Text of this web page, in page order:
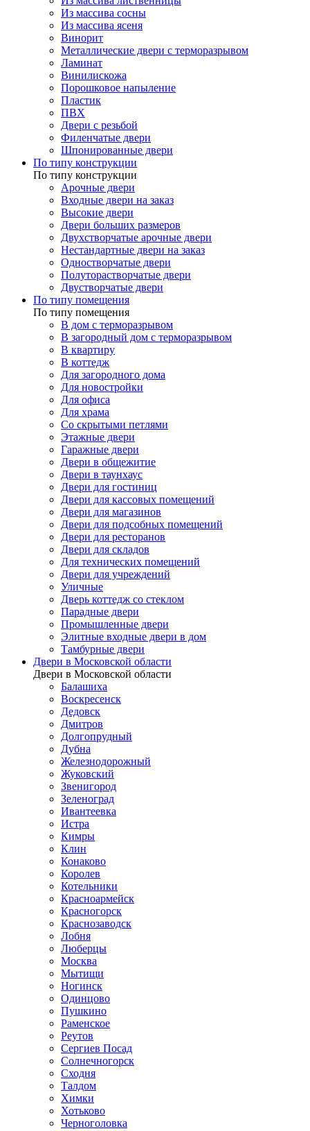
Из массива сосны
Из массива ясеня
Винорит
Металлические двери с терморазрывом
Ламинат
Винилискожа
Порошковое напыление
Пластик
ПВХ
Двери с резьбой
Филенчатые двери
Шпонированные двери
По типу конструкции
По типу конструкции
Арочные двери
Входные двери на заказ
Высокие двери
Двери больших размеров
Двухстворчатые арочные двери
Нестандартные двери на заказ
Одностворчатые двери
Полуторастворчатые двери
Двустворчатые двери
По типу помещения
По типу помещения
В дом с терморазрывом
В загородный дом с терморазрывом
В квартиру
В коттедж
Для загородного дома
Для новостройки
Для офиса
Для храма
Со скрытыми петлями
Этажные двери
Гаражные двери
Двери в общежитие
Двери в таунхаус
Двери для гостиниц
Двери для кассовых помещений
Двери для магазинов
Двери для подсобных помещений
Двери для ресторанов
Двери для складов
Для технических помещений
Двери для учреждений
Уличные
Дверь коттедж со стеклом
Парадные двери
Промышленные двери
Элитные входные двери в дом
Тамбурные двери
Двери в Московской области
Двери в Московской области
Балашиха
Воскресенск
Дедовск
Дмитров
Долгопрудный
Дубна
Железнодорожный
Жуковский
Звенигород
Зеленоград
Ивантеевка
Истра
Кимры
Клин
Конаково
Королев
Котельники
Красноармейск
Красногорск
Краснозаводск
Лобня
Люберцы
Москва
Мытищи
Ногинск
Одинцово
Пушкино
Раменское
Реутов
Сергиев Посад
Солнечногорск
Сходня
Талдом
Химки
Хотьково
Черноголовка